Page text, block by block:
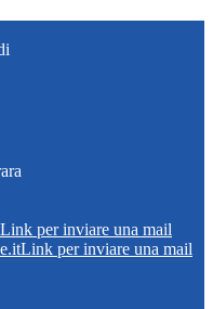
Link per inviare una mail
Link per inviare una mail